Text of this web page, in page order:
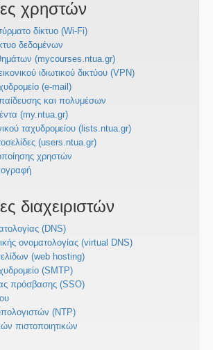
χρηστών
δίκτυο (Wi-Fi)
δεδομένων
(mycourses.ntua.gr)
ιδιωτικού δικτύου (VPN)
(e-mail)
και πολυμέσων
(my.ntua.gr)
ταχυδρομείου (lists.ntua.gr)
(users.ntua.gr)
χρηστών
διαχειριστών
(DNS)
ονοματολογίας (virtual DNS)
(web hosting)
(SMTP)
πρόσβασης (SSO)
(NTP)
πιστοποιητικών